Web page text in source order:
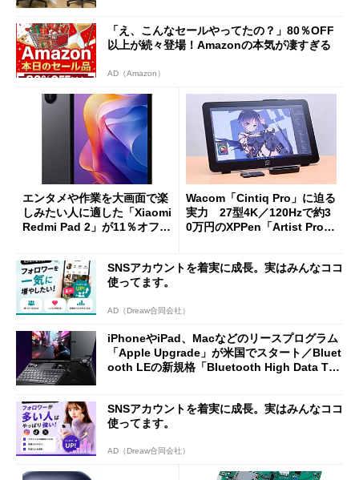
「え、こんなセールやってたの？」80％OFF
以上が続々登場！Amazonの本気が凄すぎる
AD（Amazon）
エンタメや作業を大画面で楽
しみたい人に適した「Xiaomi
Redmi Pad 2」が11％オフの
Wacom「Cintiq Pro」に迫る
実力 27型4K／120Hzで約3
0万円のXPPen「Artist Pro 2
SNSアカウントを着実に成長。実はみんなココ
使ってます。
AD（Dreaw合同会社）
iPhoneやiPad、Macなどのリースプログラム
「Apple Upgrade」が米国でスタート／Bluet
ooth LEの新規格「Bluetooth High Data Thr
SNSアカウントを着実に成長。実はみんなココ
使ってます。
AD（Dreaw合同会社）